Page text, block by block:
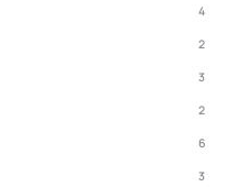
4
2
3
2
6
3